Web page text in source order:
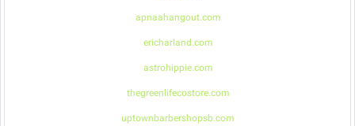
apnaahangout.com
ericharland.com
astrohippie.com
thegreenlifecostore.com
uptownbarbershopsb.com